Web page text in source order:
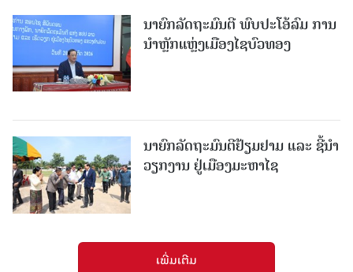
ນາຍົກລັດຖະມົນຕີ ພົບປະໂອ້ລົມ ການ
ນຳຫຼັກແຫຼ່ງເມືອງໄຊບົວທອງ
ນາຍົກລັດຖະມົນຕີຢ້ຽມຢາມ ແລະ ຊີ້ນຳ
ວຽກງານ ຢູ່ເມືອງມະຫາໄຊ
ເພີ່ມເຕີມ